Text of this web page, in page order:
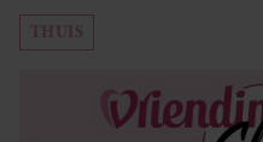
THUIS